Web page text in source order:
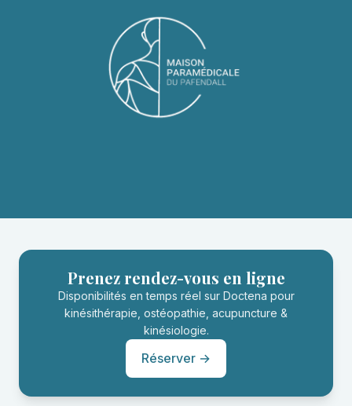
Prenez rendez-vous en ligne
Disponibilités en temps réel sur Doctena pour
kinésithérapie, ostéopathie, acupuncture &
kinésiologie.
Réserver →